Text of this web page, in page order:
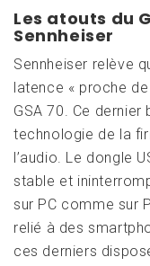
Les atouts du
Sennheiser
Sennheiser relève
latence « proche
GSA 70. Ce
technologie de la
l’audio. Le dongle
stable et
sur PC comme sur
relié à des
ces derniers